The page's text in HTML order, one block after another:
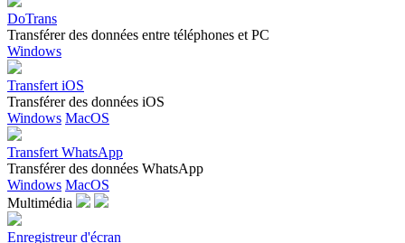
DoTrans
Transférer des données entre téléphones et PC
Windows
Transfert iOS
Transférer des données iOS
Windows MacOS
Transfert WhatsApp
Transférer des données WhatsApp
Windows MacOS
Multimédia
Enregistreur d'écran